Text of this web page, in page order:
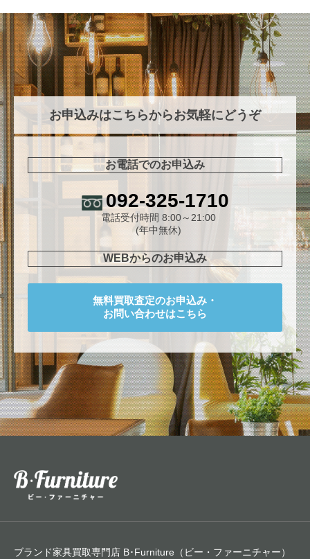
お申込みはこちらからお気軽にどうぞ
お電話でのお申込み
092-325-1710
電話受付時間 8:00～21:00
(年中無休)
WEBからのお申込み
無料買取査定のお申込み・
お問い合わせはこちら
ブランド家具買取専門店 B･Furniture（ビー・ファーニチャー）